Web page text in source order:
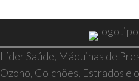
Líder Saúde, Máquinas de
Ozono, Colchões, Estrados e